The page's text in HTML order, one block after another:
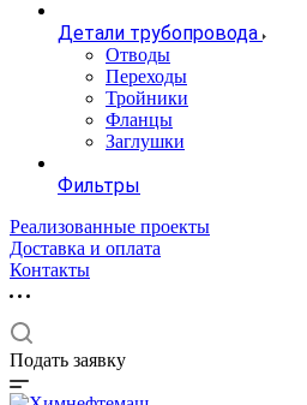
Детали трубопровода
Отводы
Переходы
Тройники
Фланцы
Заглушки
Фильтры
Реализованные проекты
Доставка и оплата
Контакты
Подать заявку